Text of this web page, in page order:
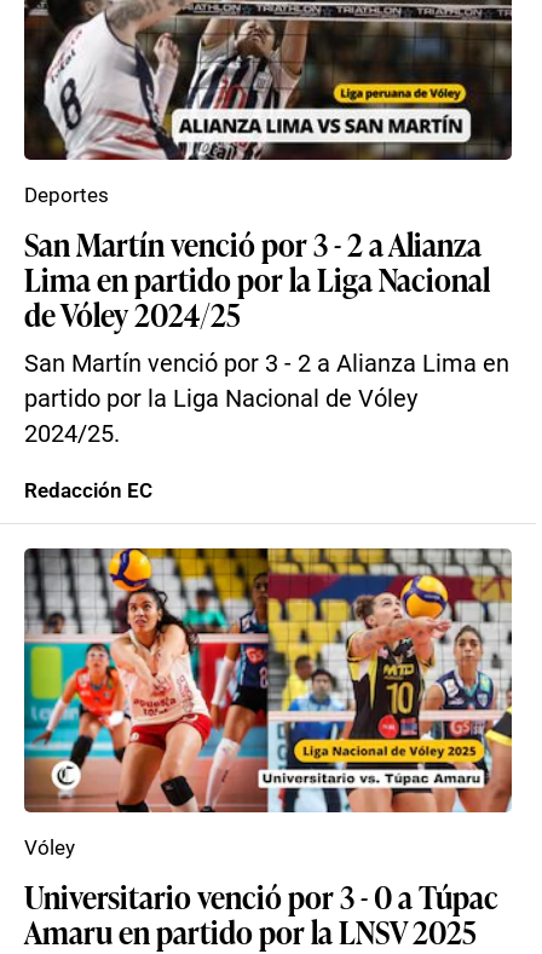
San Martín venció por 3 - 2 a Alianza
Lima en partido por la Liga Nacional
de Vóley 2024/25
San Martín venció por 3 - 2 a Alianza Lima en
partido por la Liga Nacional de Vóley
2024/25.
Deportes
Redacción EC
Universitario venció por 3 - 0 a Túpac
Amaru en partido por la LNSV 2025
Vóley